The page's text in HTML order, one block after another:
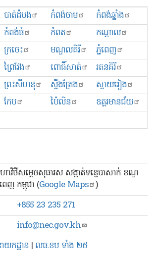
បាត់ដំបង កំពង់ចាម
កំពង់ឆ្នាំង
កំពង់ធំ កំពត
កណ្ដាល
ក្រចេះ មណ្ឌលគិរី
ភ្នំពេញ
ព្រៃវែង ពោធិ៍សាត់
រតនគិរី
ព្រះសីហនុ ស្ទឹងត្រែង
ស្វាយរៀង
កែប ប៉ៃលិន
ឧត្ដរមានជ័យ
ាវិថីសម្ដេចសុធារស សង្កាត់ទន្លេបាសាក់ ខណ្ឌ
េញ កម្ពុជា (Google Maps )
+855 23 235 271
info@nec.gov.kh
យកដ្ឋាន | លធ.ខប ទាំង ២៥